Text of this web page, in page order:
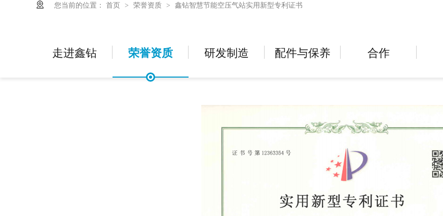
您当前的位置： 首页 > 荣誉资质 > 鑫钻智慧节能空压气站实用新型专利证书
走进鑫钻 荣誉资质 研发制造 配件与保养 合作